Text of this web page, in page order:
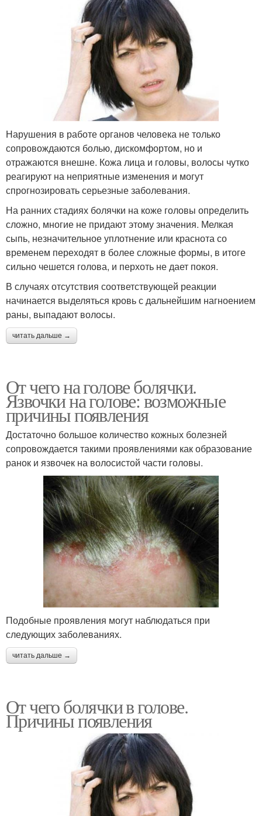
Нарушения в работе органов человека не только
сопровождаются болью, дискомфортом, но и
отражаются внешне. Кожа лица и головы, волосы чутко
реагируют на неприятные изменения и могут
спрогнозировать серьезные заболевания.
На ранних стадиях болячки на коже головы определить
сложно, многие не придают этому значения. Мелкая
сыпь, незначительное уплотнение или краснота со
временем переходят в более сложные формы, в итоге
сильно чешется голова, и перхоть не дает покоя.
В случаях отсутствия соответствующей реакции
начинается выделяться кровь с дальнейшим нагноением
раны, выпадают волосы.
читать дальше →
От чего на голове болячки.
Язвочки на голове: возможные
причины появления
Достаточно большое количество кожных болезней
сопровождается такими проявлениями как образование
ранок и язвочек на волосистой части головы.
Подобные проявления могут наблюдаться при
следующих заболеваниях.
читать дальше →
От чего болячки в голове.
Причины появления